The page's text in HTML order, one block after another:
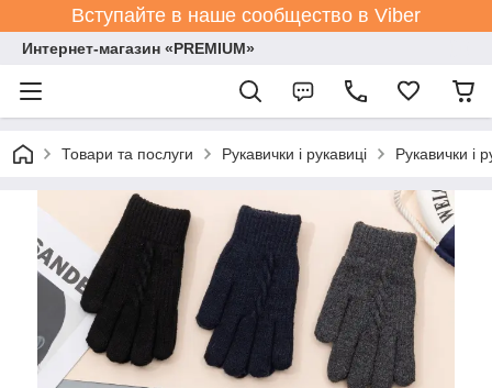
Вступайте в наше сообщество в Viber
Интернет-магазин «PREMIUM»
Товари та послуги Рукавички і рукавиці Рукавички і